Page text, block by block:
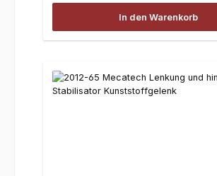
In den Warenkorb